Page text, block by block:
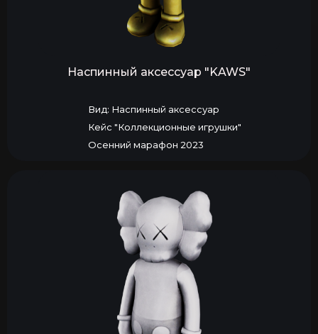
Наспинный аксессуар "KAWS"
Вид: Наспинный аксессуар
Кейс "Коллекционные игрушки"
Осенний марафон 2023